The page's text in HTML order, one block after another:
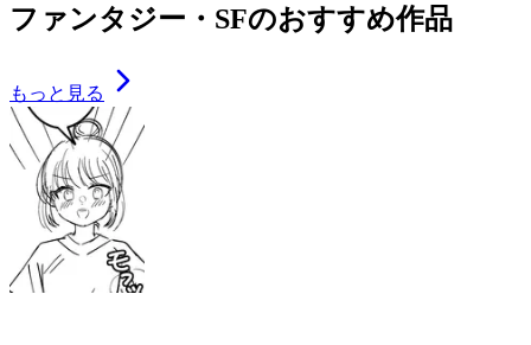
ファンタジー・SFのおすすめ作品
もっと見る